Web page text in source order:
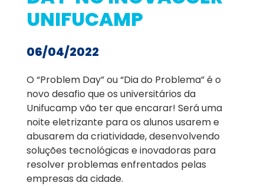
UNIFUCAMP
06/04/2022
O “Problem Day” ou “Dia do Problema” é o
novo desafio que os universitários da
Unifucamp vão ter que encarar! Será uma
noite eletrizante para os alunos usarem e
abusarem da criatividade, desenvolvendo
soluções tecnológicas e inovadoras para
resolver problemas enfrentados pelas
empresas da cidade.